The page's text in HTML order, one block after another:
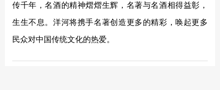
传千年，名酒的精神熠熠生辉，名著与名酒相得益彰，
生生不息。洋河将携手名著创造更多的精彩，唤起更多
民众对中国传统文化的热爱。